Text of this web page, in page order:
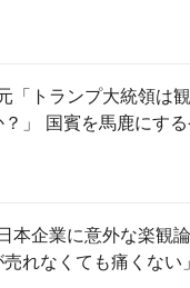
「トランプ大統領は
」 国賓を馬鹿にす
本企業に意外な楽観
れなくても痛くない」